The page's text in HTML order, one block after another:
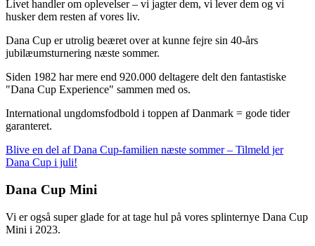
Livet handler om oplevelser – vi jagter dem, vi lever dem og vi
husker dem resten af vores liv.
Dana Cup er utrolig beæret over at kunne fejre sin 40-års
jubilæumsturnering næste sommer.
Siden 1982 har mere end 920.000 deltagere delt den fantastiske
"Dana Cup Experience" sammen med os.
International ungdomsfodbold i toppen af Danmark = gode tider
garanteret.
Blive en del af Dana Cup-familien næste sommer – Tilmeld jer
Dana Cup i juli!
Dana Cup Mini
Vi er også super glade for at tage hul på vores splinternye Dana Cup
Mini i 2023.